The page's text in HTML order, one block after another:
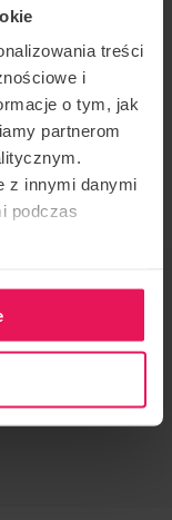
treści
i
o tym, jak
partnerom
z innymi danymi
podczas
of Team
Cup held at
camp,